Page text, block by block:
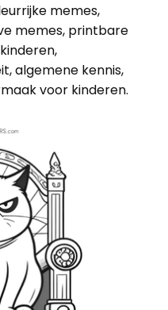
memes,
memes, printbare
algemene kennis,
voor kinderen.